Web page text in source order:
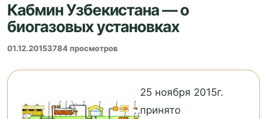
Кабмин Узбекистана — о
биогазовых установках
01.12.20153784 просмотров
25 ноября 2015г.
принято